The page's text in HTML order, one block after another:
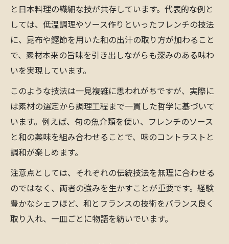
と日本料理の繊細な技が共存しています。代表的な例と
しては、低温調理やソース作りといったフレンチの技法
に、昆布や鰹節を用いた和の出汁の取り方が加わること
で、素材本来の旨味を引き出しながらも深みのある味わ
いを実現しています。
このような技法は一見複雑に思われがちですが、実際に
は素材の選定から調理工程まで一貫した哲学に基づいて
います。例えば、旬の魚介類を使い、フレンチのソース
と和の薬味を組み合わせることで、味のコントラストと
調和が楽しめます。
注意点としては、それぞれの伝統技法を無理に合わせる
のではなく、両者の強みを生かすことが重要です。経験
豊かなシェフほど、和とフランスの技術をバランス良く
取り入れ、一皿ごとに物語を紡いでいます。